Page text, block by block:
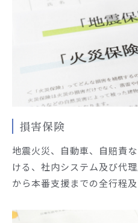
損害保険
地震火災、自動車、自賠責
ける、社内システム及び代
から本番支援までの全行程